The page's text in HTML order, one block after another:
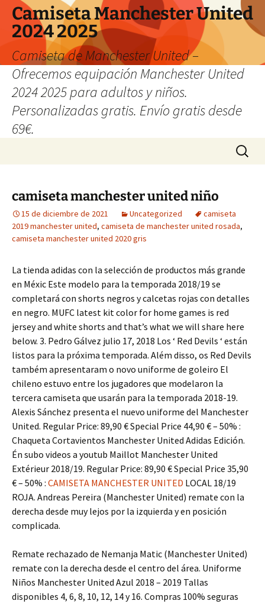
Camiseta Manchester United
2024 2025
Camiseta de Manchester United –
Ofrecemos equipación Manchester United
2024 2025 para adultos y niños.
Personalizadas gratis. Envío gratis desde
69€.
Buscar:
camiseta manchester united niño
15 de diciembre de 2021 Uncategorized
camiseta
2019 manchester united, camiseta de manchester united rosada,
camiseta manchester united 2020 gris
La tienda adidas con la selección de productos más grande
en Méxic Este modelo para la temporada 2018/19 se
completará con shorts negros y calcetas rojas con detalles
en negro. MUFC latest kit color for home games is red
jersey and white shorts and that’s what we will share here
below. 3. Pedro Gálvez julio 17, 2018 Los ‘ Red Devils ‘ están
listos para la próxima temporada. Além disso, os Red Devils
também apresentaram o novo uniforme de goleiro El
chileno estuvo entre los jugadores que modelaron la
tercera camiseta que usarán para la temporada 2018-19.
Alexis Sánchez presenta el nuevo uniforme del Manchester
United. Regular Price: 89,90 € Special Price 44,90 € – 50% :
Chaqueta Cortavientos Manchester United Adidas Edición.
Én subo videos a youtub Maillot Manchester United
Extérieur 2018/19. Regular Price: 89,90 € Special Price 35,90
€ – 50% : CAMISETA MANCHESTER UNITED LOCAL 18/19
ROJA. Andreas Pereira (Manchester United) remate con la
derecha desde muy lejos por la izquierda y en posición
complicada.
Remate rechazado de Nemanja Matic (Manchester United)
remate con la derecha desde el centro del área. Uniforme
Niños Manchester United Azul 2018 – 2019 Tallas
disponibles 4, 6, 8, 10, 12, 14 y 16. Compras 100% seguras